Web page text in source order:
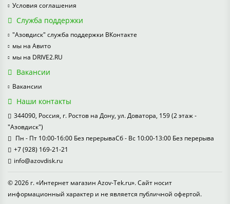
Условия соглашения
Служба поддержки
"Азовдиск" служба поддержки ВКонтакте
мы на Авито
мы на DRIVE2.RU
Вакансии
Вакансии
Наши контакты
344090, Россия, г. Ростов на Дону, ул. Доватора, 159 (2 этаж -
"Азовдиск")
Пн - Пт 10:00-16:00 Без перерываСб - Вс 10:00-13:00 Без перерыва
+7 (928) 169-21-21
info@azovdisk.ru
© 2026 г. «Интернет магазин Azov-Tek.ru». Сайт носит
информационный характер и не является публичной офертой.